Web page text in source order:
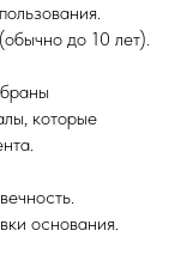
до 10 лет).
которые
основания.